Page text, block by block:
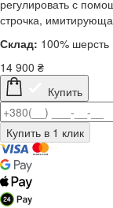
регулировать с
строчка,
Склад: 100% шерсть
14 900 ₴
Купить